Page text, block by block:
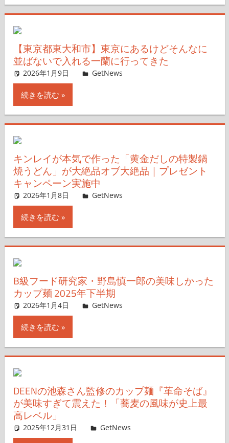
【東京都東大和市】東京にあるけどそんなに
並ばないで入れる一蘭に行ってきた
2026年1月9日 ガジェ通ウェブライター
GetNews
続きを読む
キンレイが本気で作った「黄金だしの特製鍋
焼うどん」が大絶品オブ大絶品｜プレゼント
キャンペーン実施中
2026年1月8日 ガジェ通ウェブライター
GetNews
続きを読む
B級フード研究家・野島慎一郎の美味しかった
カップ麺 2025年下半期
2026年1月4日 ガジェ通ウェブライター
GetNews
続きを読む
DEENの池森さん監修のカップ麺『革命そば』
が美味すぎて震えた！「蕎麦の風味が史上最
高レベル」
2025年12月31日 ガジェ通ウェブライター
GetNews